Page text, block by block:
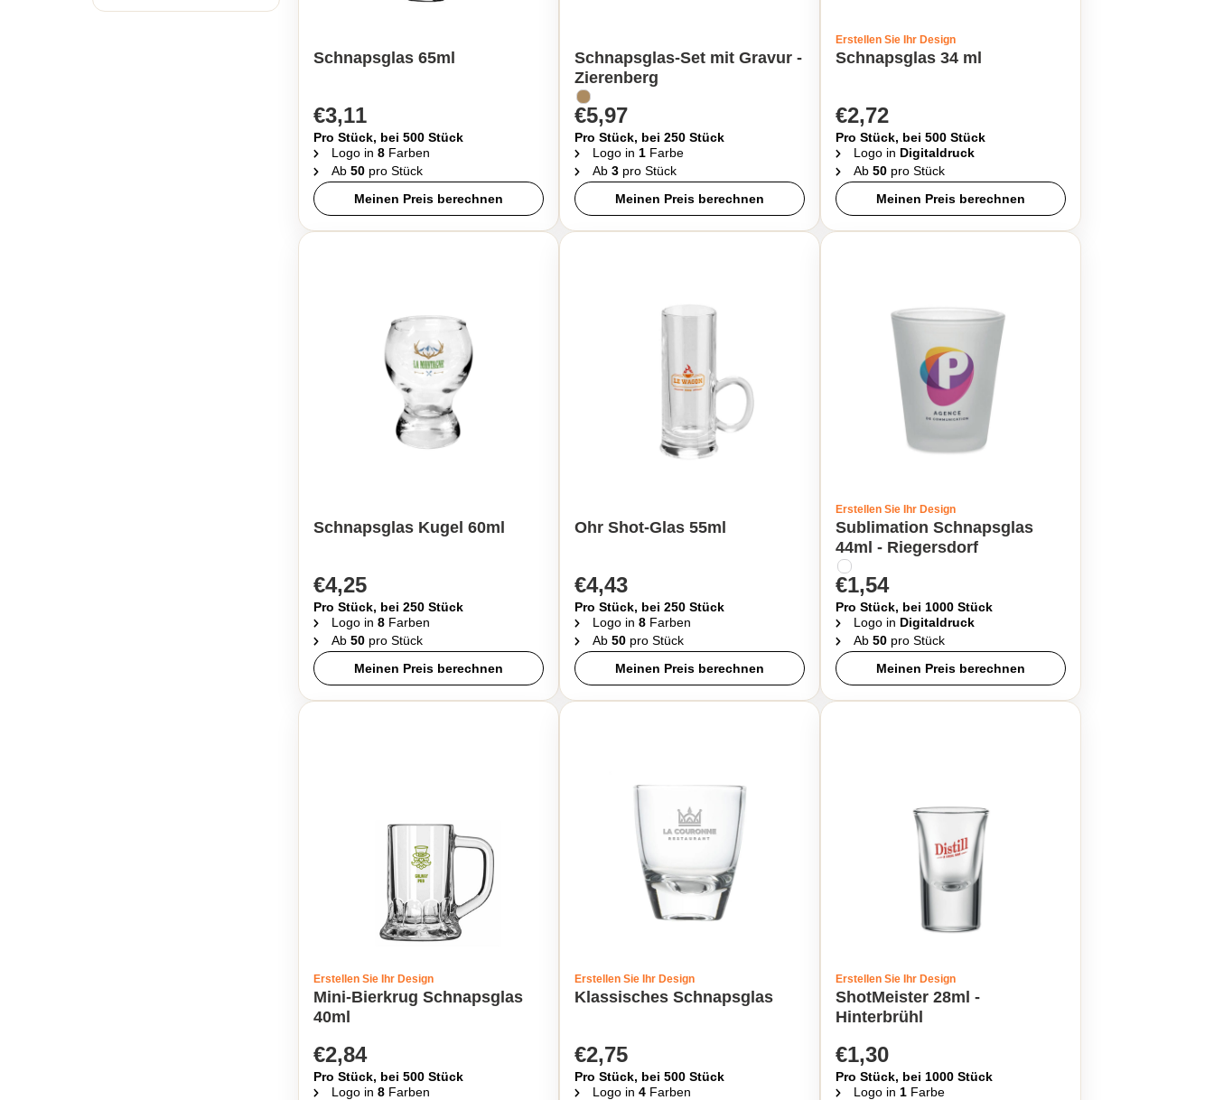
Schnapsglas 65ml
€3,11
Pro Stück, bei 500 Stück
Logo in 8 Farben
Ab 50 pro Stück
Meinen Preis berechnen
Schnapsglas-Set mit Gravur -
Zierenberg
€5,97
Pro Stück, bei 250 Stück
Logo in 1Farbe
Ab 3pro Stück
Meinen Preis berechnen
Erstellen Sie Ihr Design
Schnapsglas 34 ml
€2,72
Pro Stück, bei 500 Stück
Logo in Digitaldruck
Ab 50pro Stück
Meinen Preis berechnen
Schnapsglas Kugel 60ml
€4,25
Pro Stück, bei 250 Stück
Logo in 8 Farben
Ab 50 pro Stück
Meinen Preis berechnen
Ohr Shot-Glas 55ml
€4,43
Pro Stück, bei 250 Stück
Logo in 8Farben
Ab 50pro Stück
Meinen Preis berechnen
Erstellen Sie Ihr Design
Sublimation Schnapsglas
44ml - Riegersdorf
€1,54
Pro Stück, bei 1000 Stück
Logo in Digitaldruck
Ab 50pro Stück
Meinen Preis berechnen
Erstellen Sie Ihr Design
Mini-Bierkrug Schnapsglas
40ml
€2,84
Pro Stück, bei 500 Stück
Logo in 8 Farben
Erstellen Sie Ihr Design
Klassisches Schnapsglas
€2,75
Pro Stück, bei 500 Stück
Logo in 4Farben
Erstellen Sie Ihr Design
ShotMeister 28ml -
Hinterbrühl
€1,30
Pro Stück, bei 1000 Stück
Logo in 1Farbe